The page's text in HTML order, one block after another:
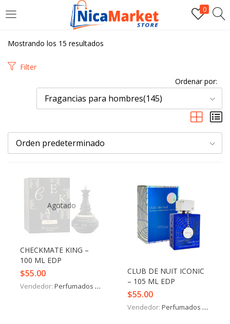
0
INICIAR SESIÓN
Introduzca su nombre de usuario y contraseña para iniciar
Por favor, introduce una respuesta en dígitos:
4 × tres =
Recordarme
Iniciar Sesión
Mostrando los 15 resultados
Filter
Ordenar por:
Fragancias para hombres(145)
Orden predeterminado
Agotado
CHECKMATE KING –
100 ML EDP
$55.00
Vendedor: Perfumados y más
CLUB DE NUIT ICONIC
– 105 ML EDP
$55.00
Vendedor: Perfumados y más